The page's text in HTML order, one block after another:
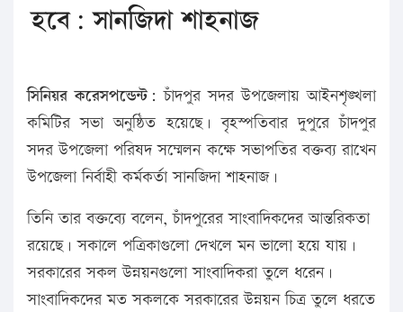
হবে: সানজিদা শাহনাজ
সিনিয়র করেসপন্ডেন্ট:চাঁদপুর সদর উপজেলায় আইনশৃঙ্খলা
কমিটির সভা অনুষ্ঠিত হয়েছে। বৃহস্পতিবার দুপুরে চাঁদপুর
সদর উপজেলা পরিষদ সম্মেলন কক্ষে সভাপতির বক্তব্য রাখেন
উপজেলা নির্বাহী কর্মকর্তা সানজিদা শাহনাজ।
তিনি তার বক্তব্যে বলেন, চাঁদপুরের সাংবাদিকদের আন্তরিকতা
রয়েছে। সকালে পত্রিকাগুলো দেখলে মন ভালো হয়ে যায়।
সরকারের সকল উন্নয়নগুলো সাংবাদিকরা তুলে ধরেন।
সাংবাদিকদের মত সকলকে সরকারের উন্নয়ন চিত্র তুলে ধরতে